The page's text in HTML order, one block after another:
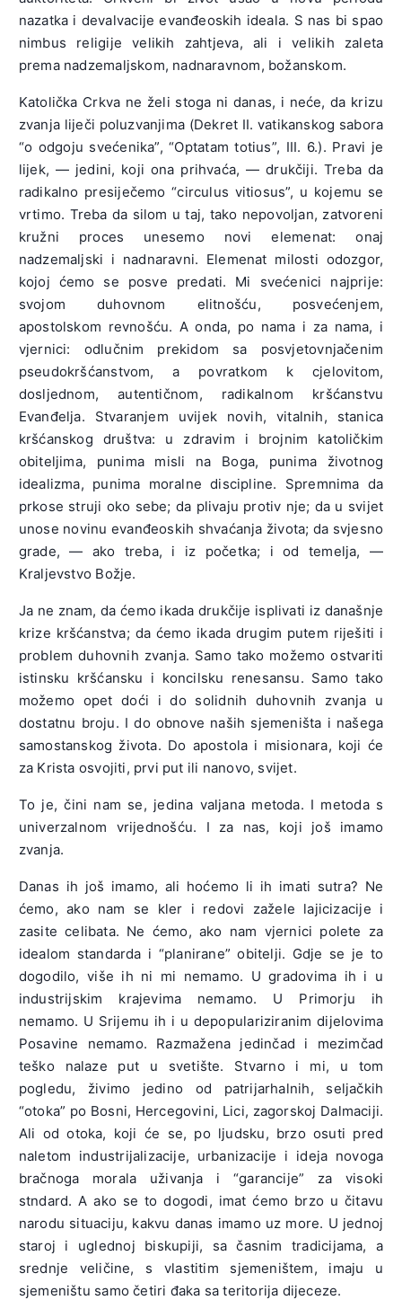
nazatka i devalvacije evanđeoskih ideala. S nas bi spao
nimbus religije velikih zahtjeva, ali i velikih zaleta
prema nadzemaljskom, nadnaravnom, božanskom.
Katolička Crkva ne želi stoga ni danas, i neće, da krizu
zvanja liječi poluzvanjima (Dekret II. vatikanskog sabora
“o odgoju svećenika”, “Optatam totius”, III. 6.). Pravi je
lijek, — jedini, koji ona prihvaća, — drukčiji. Treba da
radikalno presiječemo “circulus vitiosus”, u kojemu se
vrtimo. Treba da silom u taj, tako nepovoljan, zatvoreni
kružni proces unesemo novi elemenat: onaj
nadzemaljski i nadnaravni. Elemenat milosti odozgor,
kojoj ćemo se posve predati. Mi svećenici najprije:
svojom duhovnom elitnošću, posvećenjem,
apostolskom revnošću. A onda, po nama i za nama, i
vjernici: odlučnim prekidom sa posvjetovnjačenim
pseudokršćanstvom, a povratkom k cjelovitom,
dosljednom, autentičnom, radikalnom kršćanstvu
Evanđelja. Stvaranjem uvijek novih, vitalnih, stanica
kršćanskog društva: u zdravim i brojnim katoličkim
obiteljima, punima misli na Boga, punima životnog
idealizma, punima moralne discipline. Spremnima da
prkose struji oko sebe; da plivaju protiv nje; da u svijet
unose novinu evanđeoskih shvaćanja života; da svjesno
grade, — ako treba, i iz početka; i od temelja, —
Kraljevstvo Božje.
Ja ne znam, da ćemo ikada drukčije isplivati iz današnje
krize kršćanstva; da ćemo ikada drugim putem riješiti i
problem duhovnih zvanja. Samo tako možemo ostvariti
istinsku kršćansku i koncilsku renesansu. Samo tako
možemo opet doći i do solidnih duhovnih zvanja u
dostatnu broju. I do obnove naših sjemeništa i našega
samostanskog života. Do apostola i misionara, koji će
za Krista osvojiti, prvi put ili nanovo, svijet.
To je, čini nam se, jedina valjana metoda. I metoda s
univerzalnom vrijednošću. I za nas, koji još imamo
zvanja.
Danas ih još imamo, ali hoćemo li ih imati sutra? Ne
ćemo, ako nam se kler i redovi zažele lajicizacije i
zasite celibata. Ne ćemo, ako nam vjernici polete za
idealom standarda i “planirane” obitelji. Gdje se je to
dogodilo, više ih ni mi nemamo. U gradovima ih i u
industrijskim krajevima nemamo. U Primorju ih
nemamo. U Srijemu ih i u depopulariziranim dijelovima
Posavine nemamo. Razmažena jedinčad i mezimčad
teško nalaze put u svetište. Stvarno i mi, u tom
pogledu, živimo jedino od patrijarhalnih, seljačkih
“otoka” po Bosni, Hercegovini, Lici, zagorskoj Dalmaciji.
Ali od otoka, koji će se, po ljudsku, brzo osuti pred
naletom industrijalizacije, urbanizacije i ideja novoga
bračnoga morala uživanja i “garancije” za visoki
stndard. A ako se to dogodi, imat ćemo brzo u čitavu
narodu situaciju, kakvu danas imamo uz more. U jednoj
staroj i uglednoj biskupiji, sa časnim tradicijama, a
srednje veličine, s vlastitim sjemeništem, imaju u
sjemeništu samo četiri đaka sa teritorija dijeceze.